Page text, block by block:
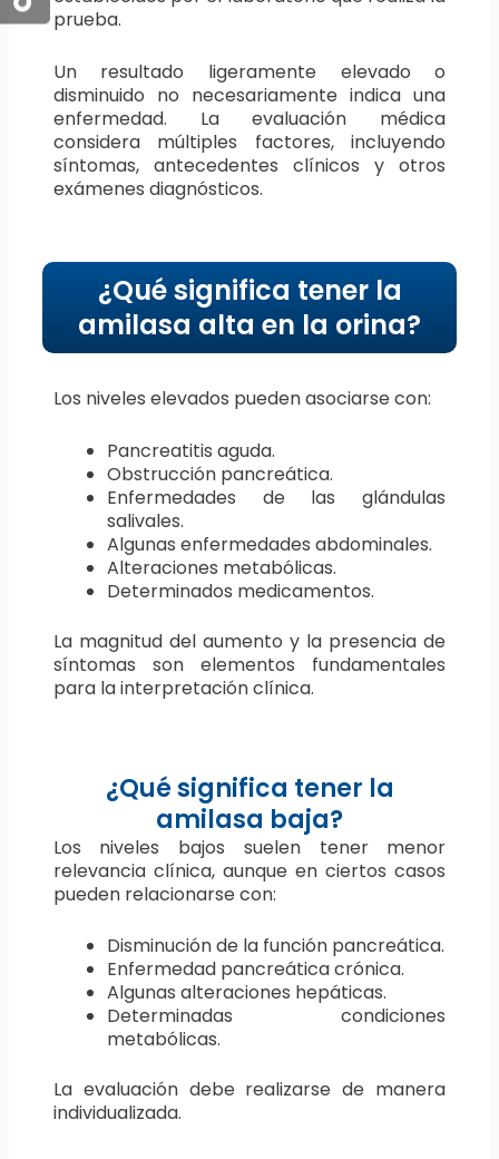
prueba.
Un resultado ligeramente elevado o
disminuido no necesariamente indica una
enfermedad. La evaluación médica
considera múltiples factores, incluyendo
síntomas, antecedentes clínicos y otros
exámenes diagnósticos.
¿Qué significa tener la
amilasa alta en la orina?
Los niveles elevados pueden asociarse con:
Pancreatitis aguda.
Obstrucción pancreática.
Enfermedades de las glándulas
salivales.
Algunas enfermedades abdominales.
Alteraciones metabólicas.
Determinados medicamentos.
La magnitud del aumento y la presencia de
síntomas son elementos fundamentales
para la interpretación clínica.
¿Qué significa tener la
amilasa baja?
Los niveles bajos suelen tener menor
relevancia clínica, aunque en ciertos casos
pueden relacionarse con:
Disminución de la función pancreática.
Enfermedad pancreática crónica.
Algunas alteraciones hepáticas.
Determinadas condiciones
metabólicas.
La evaluación debe realizarse de manera
individualizada.